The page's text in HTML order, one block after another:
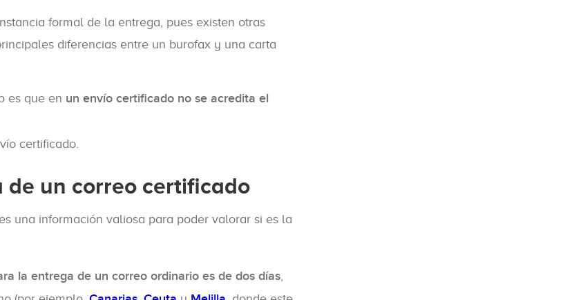
formal de la entrega, pues existen otras
diferencias entre un burofax y una carta
es que en un envío certificado no se acredita el
certificado.
de un correo certificado
una información valiosa para poder valorar si es la
la entrega de un correo ordinario es de dos días,